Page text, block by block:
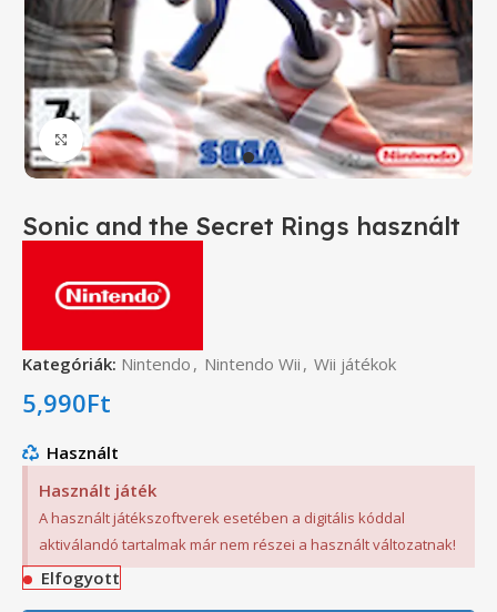
Click to enlarge
Sonic and the Secret Rings használt
Kategóriák: Nintendo , Nintendo Wii , Wii játékok
5,990Ft
Használt
Használt játék
A használt játékszoftverek esetében a digitális kóddal
aktiválandó tartalmak már nem részei a használt változatnak!
Elfogyott